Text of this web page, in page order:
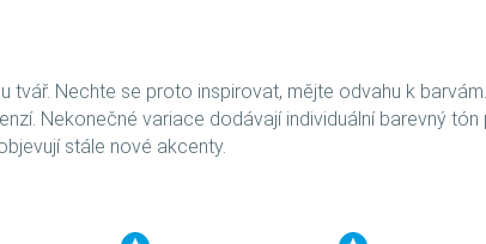
Nechte se proto inspirovat, mějte odvahu k
Nekonečné variace dodávají individuální barevný tón
stále nové akcenty.